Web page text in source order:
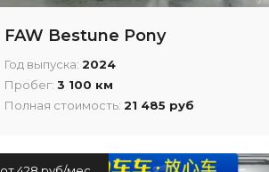
FAW Bestune Pony
Год выпуска:2024
Пробег:3 100 км
Полная стоимость:21 485 руб